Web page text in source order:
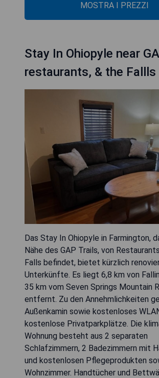
MOSTRA I PREZZI
Stay In Ohiopyle near
restaurants, & the Fallls
Das Stay In Ohiopyle in Farmington,
Nähe des GAP Trails, von
Falls befindet, bietet kürzlich
Unterkünfte. Es liegt 6,8 km von
35 km vom Seven Springs Mountain
entfernt. Zu den Annehmlichkeiten
Außenkamin sowie kostenloses
kostenlose Privatparkplätze. Die
Wohnung besteht aus 2 separaten
Schlafzimmern, 2 Badezimmern mit
und kostenlosen Pflegeprodukten
Wohnzimmer. Handtücher und